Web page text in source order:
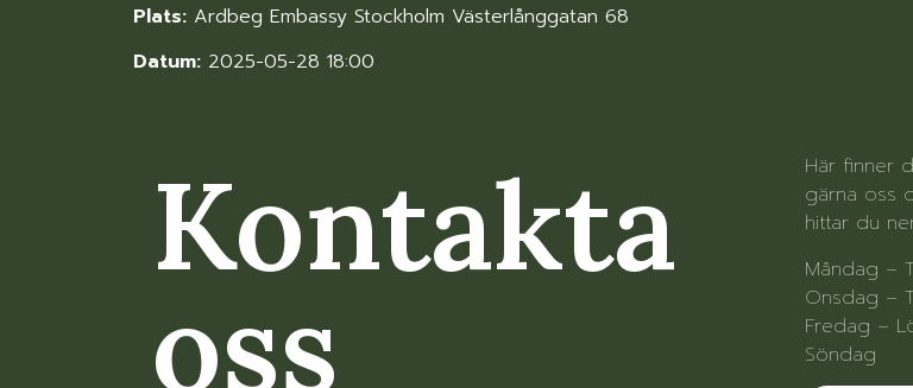
Plats: Ardbeg Embassy Stockholm Västerlånggatan 68
Datum: 2025-05-28 18:00
Kontakta
oss
Här finner
gärna oss
hittar du
Måndag –
Onsdag –
Fredag –